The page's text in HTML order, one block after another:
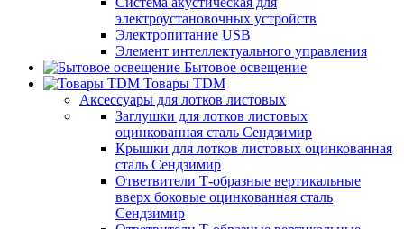
электроустановочных устройств
Электропитание USB
Элемент интеллектуального управления
Бытовое освещение
Товары TDM
Аксессуары для лотков листовых
Заглушки для лотков листовых
оцинкованная сталь Сендзимир
Крышки для лотков листовых оцинкованная
сталь Сендзимир
Ответвители Т-образные вертикальные
вверх боковые оцинкованная сталь
Сендзимир